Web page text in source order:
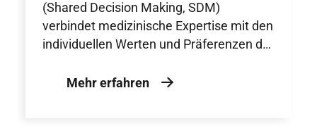
(Shared Decision Making, SDM)
verbindet medizinische Expertise mit den
individuellen Werten und Präferenzen der
Entscheidungshilfen als zentraler
Mehr erfahren